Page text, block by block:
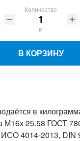
Количество
кг
В КОРЗИНУ
в
М16х 25.58 ГОСТ
4014-2013, DIN